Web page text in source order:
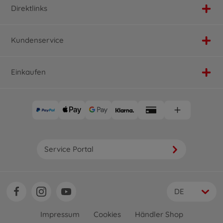
Direktlinks
Kundenservice
Einkaufen
Service Portal
DE
Impressum Cookies Händler Shop